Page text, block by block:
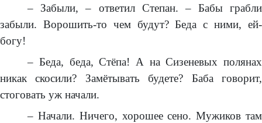
– Забыли, – ответил Степан. – Бабы грабли
забыли. Ворошить-то чем будут? Беда с ними, ей-
богу!
– Беда, беда, Стёпа! А на Сизеневых полянах
никак скосили? Замётывать будете? Баба говорит,
стоговать уж начали.
– Начали. Ничего, хорошее сено. Мужиков там